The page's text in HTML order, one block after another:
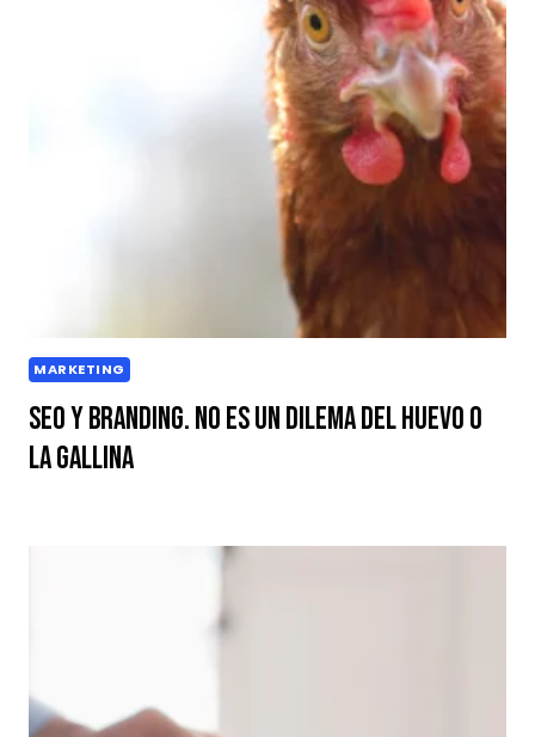
MARKETING
SEO y Branding. No es un Dilema del Huevo o
la Gallina